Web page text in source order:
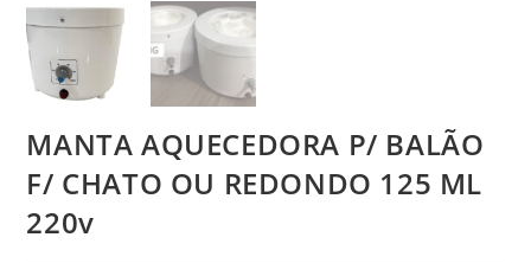
MANTA AQUECEDORA P/ BALÃO
F/ CHATO OU REDONDO 125 ML
220v